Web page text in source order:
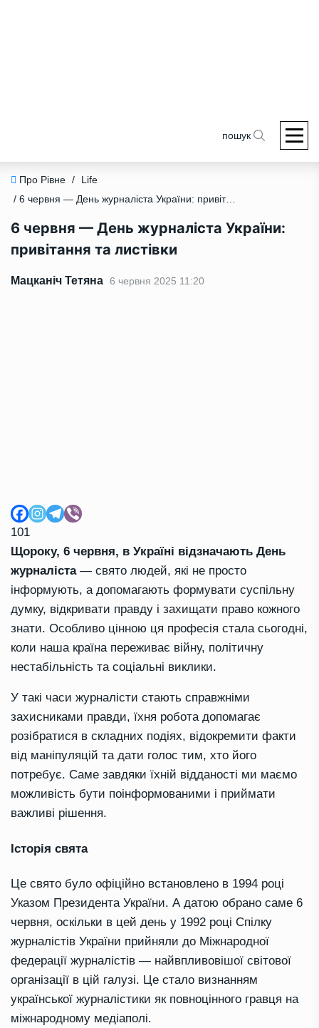
пошук
Про Рівне /
Life
/ 6 червня — День журналіста України: привітання та листівки
6 червня — День журналіста України:
привітання та листівки
Мацканіч Тетяна 6 червня 2025 11:20
101
Щороку, 6 червня, в Україні відзначають День
журналіста— свято людей, які не просто
інформують, а допомагають формувати суспільну
думку, відкривати правду і захищати право кожного
знати. Особливо цінною ця професія стала сьогодні,
коли наша країна переживає війну, політичну
нестабільність та соціальні виклики.
У такі часи журналісти стають справжніми
захисниками правди, їхня робота допомагає
розібратися в складних подіях, відокремити факти
від маніпуляцій та дати голос тим, хто його
потребує. Саме завдяки їхній відданості ми маємо
можливість бути поінформованими і приймати
важливі рішення.
Історія свята
Це свято було офіційно встановлено в 1994 році
Указом Президента України. А датою обрано саме 6
червня, оскільки в цей день у 1992 році Спілку
журналістів України прийняли до Міжнародної
федерації журналістів — найвпливовішої світової
організації в цій галузі. Це стало визнанням
української журналістики як повноцінного гравця на
міжнародному медіаполі.